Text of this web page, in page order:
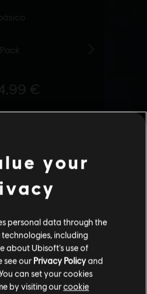
your
personal data through the
including
about Ubisoft's use of
see our Privacy Policyand
You can set your cookies
by visiting ourcookie